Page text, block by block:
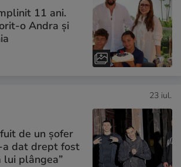
11 ani.
o Andra și
23 iul.
de un șofer
a dat drept fost
lui plângea”